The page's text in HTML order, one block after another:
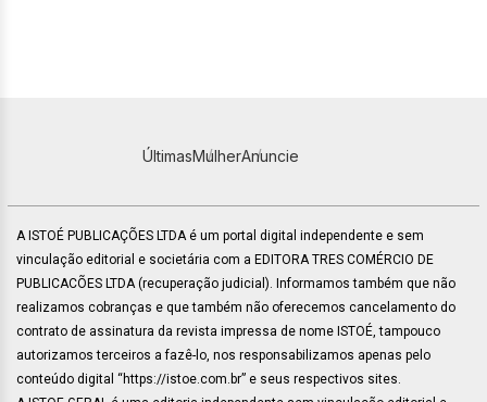
ÚltimasMulherAnuncie
A ISTOÉ PUBLICAÇÕES LTDA é um portal digital independente e sem
vinculação editorial e societária com a EDITORA TRES COMÉRCIO DE
PUBLICACÕES LTDA (recuperação judicial). Informamos também que não
realizamos cobranças e que também não oferecemos cancelamento do
contrato de assinatura da revista impressa de nome ISTOÉ, tampouco
autorizamos terceiros a fazê-lo, nos responsabilizamos apenas pelo
conteúdo digital “https://istoe.com.br” e seus respectivos sites.